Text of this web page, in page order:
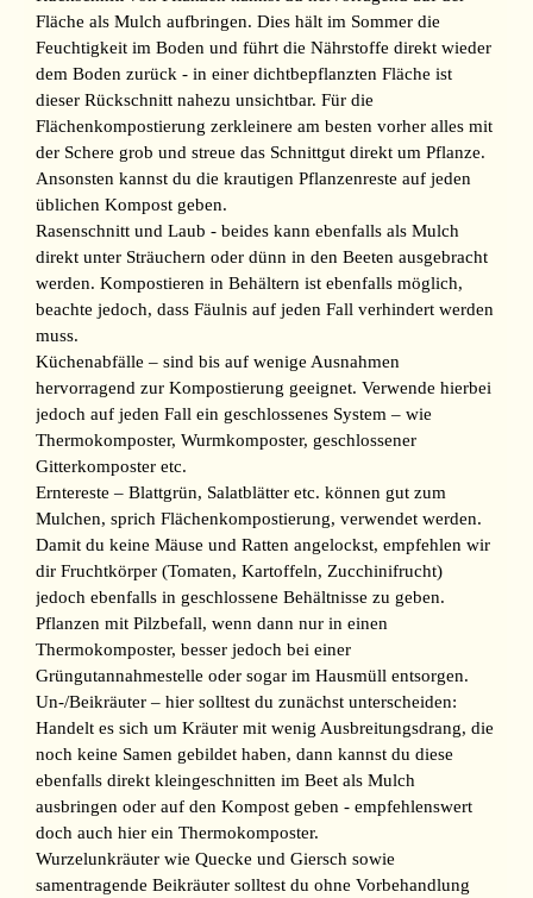
Fläche als Mulch aufbringen. Dies hält im Sommer die
Feuchtigkeit im Boden und führt die Nährstoffe direkt wieder
dem Boden zurück - in einer dichtbepflanzten Fläche ist
dieser Rückschnitt nahezu unsichtbar. Für die
Flächenkompostierung zerkleinere am besten vorher alles mit
der Schere grob und streue das Schnittgut direkt um Pflanze.
Ansonsten kannst du die krautigen Pflanzenreste auf jeden
üblichen Kompost geben.
Rasenschnitt und Laub - beides kann ebenfalls als Mulch
direkt unter Sträuchern oder dünn in den Beeten ausgebracht
werden. Kompostieren in Behältern ist ebenfalls möglich,
beachte jedoch, dass Fäulnis auf jeden Fall verhindert werden
muss.
Küchenabfälle – sind bis auf wenige Ausnahmen
hervorragend zur Kompostierung geeignet. Verwende hierbei
jedoch auf jeden Fall ein geschlossenes System – wie
Thermokomposter, Wurmkomposter, geschlossener
Gitterkomposter etc.
Erntereste – Blattgrün, Salatblätter etc. können gut zum
Mulchen, sprich Flächenkompostierung, verwendet werden.
Damit du keine Mäuse und Ratten angelockst, empfehlen wir
dir Fruchtkörper (Tomaten, Kartoffeln, Zucchinifrucht)
jedoch ebenfalls in geschlossene Behältnisse zu geben.
Pflanzen mit Pilzbefall, wenn dann nur in einen
Thermokomposter, besser jedoch bei einer
Grüngutannahmestelle oder sogar im Hausmüll entsorgen.
Un-/Beikräuter – hier solltest du zunächst unterscheiden:
Handelt es sich um Kräuter mit wenig Ausbreitungsdrang, die
noch keine Samen gebildet haben, dann kannst du diese
ebenfalls direkt kleingeschnitten im Beet als Mulch
ausbringen oder auf den Kompost geben - empfehlenswert
doch auch hier ein Thermokomposter.
Wurzelunkräuter wie Quecke und Giersch sowie
samentragende Beikräuter solltest du ohne Vorbehandlung